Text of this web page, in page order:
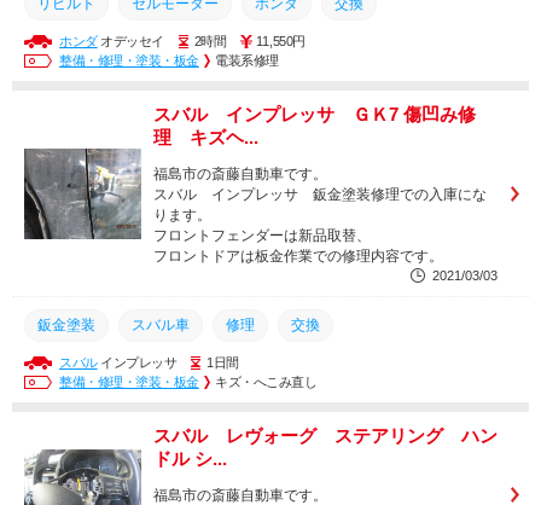
リビルト セルモーター ホンダ 交換
ホンダオデッセイ 2時間
11,550円
整備・修理・塗装・板金
電装系修理
スバル インプレッサ ＧＫ7 傷凹み修
理 キズヘ...
福島市の斎藤自動車です。
スバル インプレッサ 鈑金塗装修理での入庫にな
ります。
フロントフェンダーは新品取替、
フロントドアは板金作業での修理内容です。
2021/03/03
鈑金塗装 スバル車 修理 交換
スバルインプレッサ
1日間
整備・修理・塗装・板金
キズ・へこみ直し
スバル レヴォーグ ステアリング ハン
ドル シ...
福島市の斎藤自動車です。